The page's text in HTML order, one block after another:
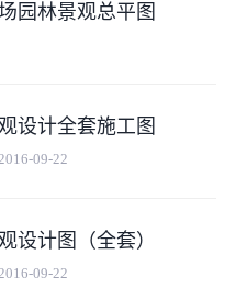
园林景观总平图
设计全套施工图
2016-09-22
设计图（全套）
2016-09-22